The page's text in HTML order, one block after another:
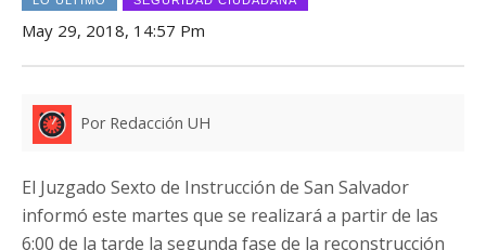
May 29, 2018, 14:57 Pm
Por Redacción UH
El Juzgado Sexto de Instrucción de San Salvador
informó este martes que se realizará a partir de las
6:00 de la tarde la segunda fase de la reconstrucción